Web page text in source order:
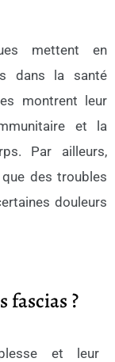
mettent en
dans la santé
montrent leur
et la
Par ailleurs,
des troubles
douleurs
fascias ?
et leur